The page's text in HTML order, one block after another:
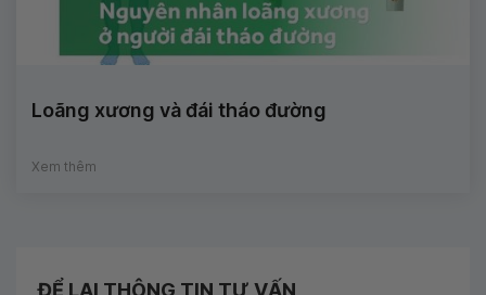
Loãng xương và đái tháo đường
Xem thêm
ĐỂ LẠI THÔNG TIN TƯ VẤN